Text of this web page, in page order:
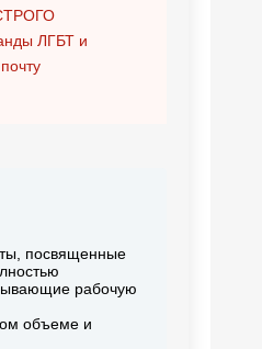
ЛГБТ и
посвященные
рабочую
объеме и